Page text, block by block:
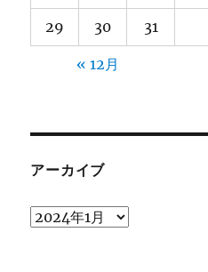
29 30 31
« 12月
アーカイブ
ア